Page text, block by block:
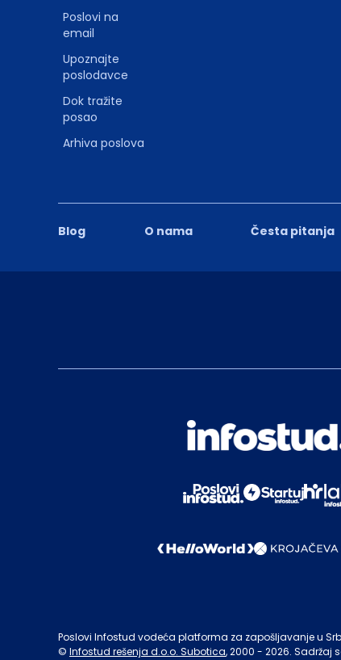
Blog O nama Česta pitanja
Poslovi na
email
Upoznajte
poslodavce
Dok tražite
posao
Arhiva poslova
Poslovi Infostud vodeća platforma za zapošljavanje u
© Infostud rešenja d.o.o. Subotica, 2000 - 2026. Sadržaj